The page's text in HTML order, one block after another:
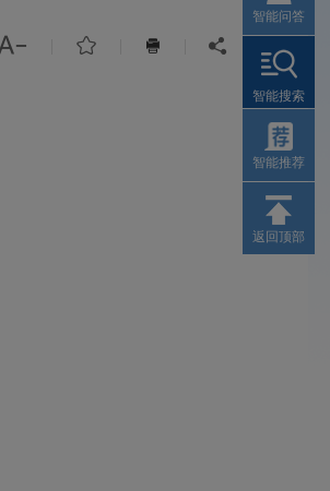
  
智能问答
智能搜索
智能推荐
返回顶部